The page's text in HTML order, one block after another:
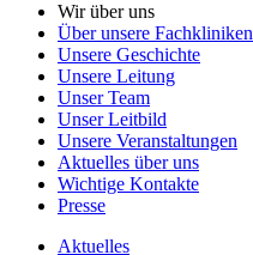
Wir über uns
Über unsere Fachkliniken
Unsere Geschichte
Unsere Leitung
Unser Team
Unser Leitbild
Unsere Veranstaltungen
Aktuelles über uns
Wichtige Kontakte
Presse
Aktuelles